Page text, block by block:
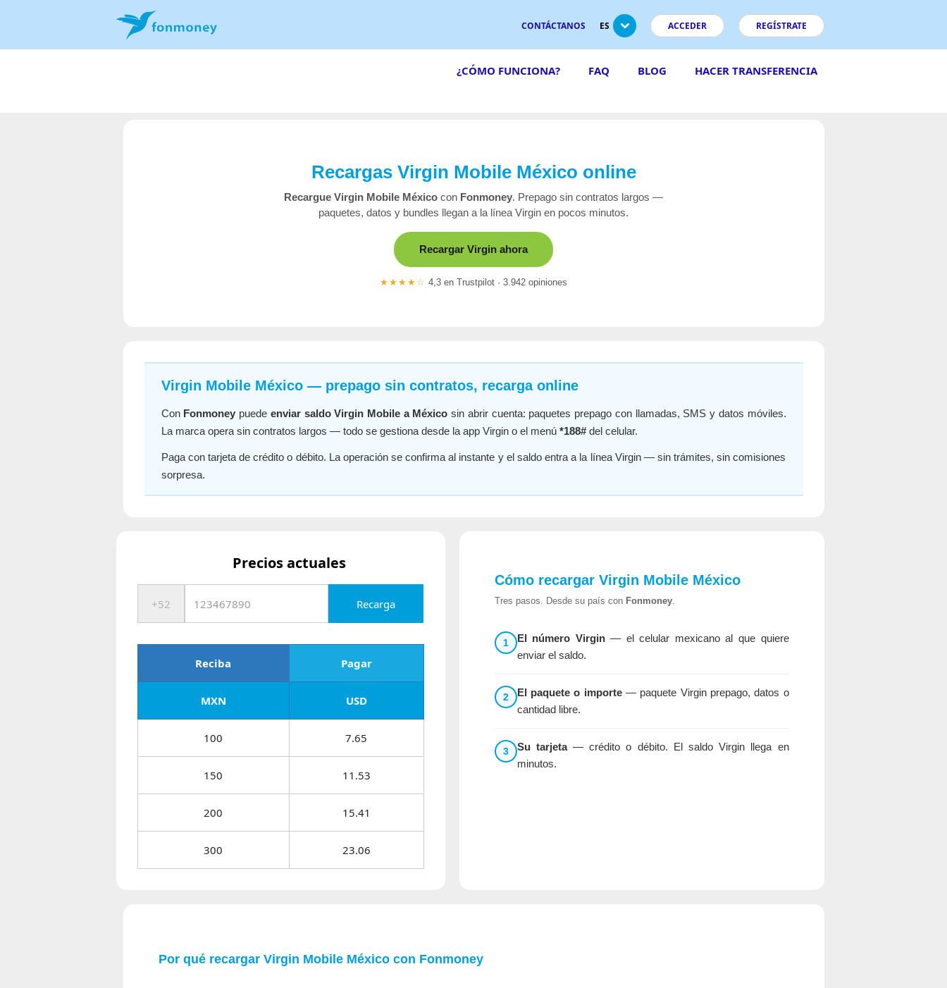
CONTÁCTANOS ES ACCEDER REGÍSTRATE
¿CÓMO FUNCIONA? FAQ BLOG HACER TRANSFERENCIA
Recargas Virgin Mobile México online
Recargue Virgin Mobile México con Fonmoney. Prepago sin contratos largos —
paquetes, datos y bundles llegan a la línea Virgin en pocos minutos.
Recargar Virgin ahora
★★★★☆ 4,3 en Trustpilot · 3.942 opiniones
Virgin Mobile México — prepago sin contratos, recarga online
Con Fonmoney puede enviar saldo Virgin Mobile a México sin abrir cuenta: paquetes prepago con llamadas, SMS y datos móviles.
La marca opera sin contratos largos — todo se gestiona desde la app Virgin o el menú *188#del celular.
Paga con tarjeta de crédito o débito. La operación se confirma al instante y el saldo entra a la línea Virgin — sin trámites, sin comisiones
sorpresa.
Precios actuales
Recarga
Reciba Pagar
MXN USD
100 7.65
150 11.53
200 15.41
300 23.06
Cómo recargar Virgin Mobile México
Tres pasos. Desde su país con Fonmoney.
1 El número Virgin— el celular mexicano al que quiere
enviar el saldo.
2 El paquete o importe— paquete Virgin prepago, datos o
cantidad libre.
3 Su tarjeta— crédito o débito. El saldo Virgin llega en
minutos.
Por qué recargar Virgin Mobile México con Fonmoney